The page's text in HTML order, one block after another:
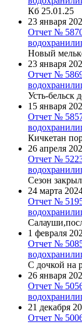
Кб 25.01.25
23 января
Отчет №
Новый
23 января
Отчет №
Усть-бельск
15 января
Отчет №
Кичкетан
26 апреля
Отчет №
Сезон
24 марта
Отчет №
1 февраля
Отчет №
С дочкой на
26 января
Отчет №
21 декабря
Отчет №